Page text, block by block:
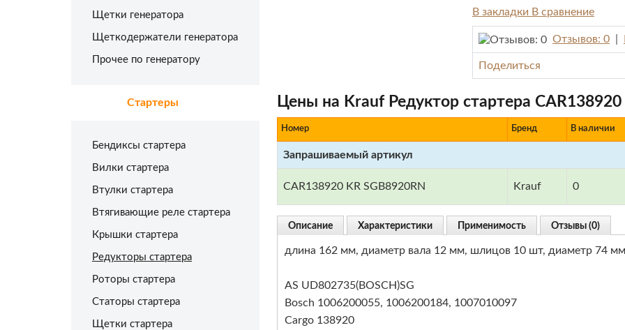
Щетки генератора
Щеткодержатели генератора
Прочее по генератору
Стартеры
Бендиксы стартера
Вилки стартера
Втулки стартера
Втягивающие реле стартера
Крышки стартера
Редукторы стартера
Роторы стартера
Статоры стартера
Щетки стартера
В закладки В сравнение
Отзывов: 0
Поделиться
Цены на Krauf Редуктор стартера CAR138920
Номер Бренд В наличии
Запрашиваемый артикул
CAR138920 KR SGB8920RN Krauf 0
Описание Характеристики Применимость Отзывы (0)
длина 162 мм, диаметр вала 12 мм, шлицов 10 шт, диаметр 74 мм
AS UD802735(BOSCH)SG
Bosch 1006200055, 1006200184, 1007010097
Cargo 138920